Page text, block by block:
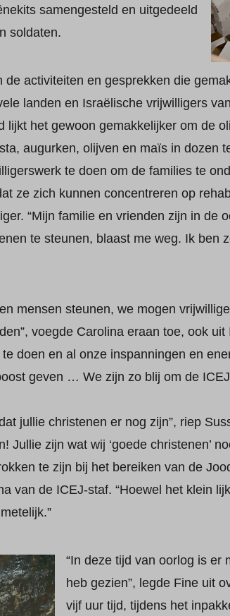
samengesteld en uitgedeeld
soldaten.
de activiteiten en gesprekken die
landen en Israëlische vrijwilligers
lijkt het gewoon gemakkelijker om de
augurken, olijven en maïs in dozen
te doen om de families te
ze zich kunnen concentreren op
“Mijn familie en vrienden zijn in de
te steunen, blaast me weg. Ik ben
mensen steunen, we mogen
voegde Carolina eraan toe, ook
doen en al onze inspanningen en
geven … We zijn zo blij om de
jullie christenen er nog zijn”, riep
Jullie zijn wat wij ‘goede christenen’
te zijn bij het bereiken van de
van de ICEJ-staf. “Hoewel het klein
“In deze tijd van oorlog is
heb gezien”, legde Fine uit
vijf uur tijd, tijdens het